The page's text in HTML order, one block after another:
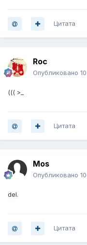
Цитата
Roc
Опубликовано
((( >_
Цитата
Mos
Опубликовано
del.
Цитата